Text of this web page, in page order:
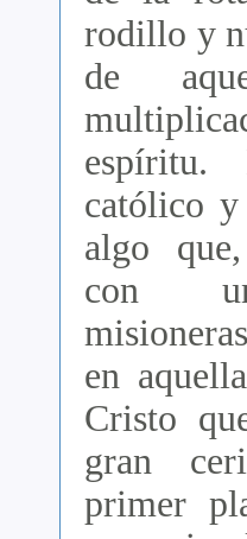
rodillo y
de
católico y
algo
con
en
Cristo
gran
primer